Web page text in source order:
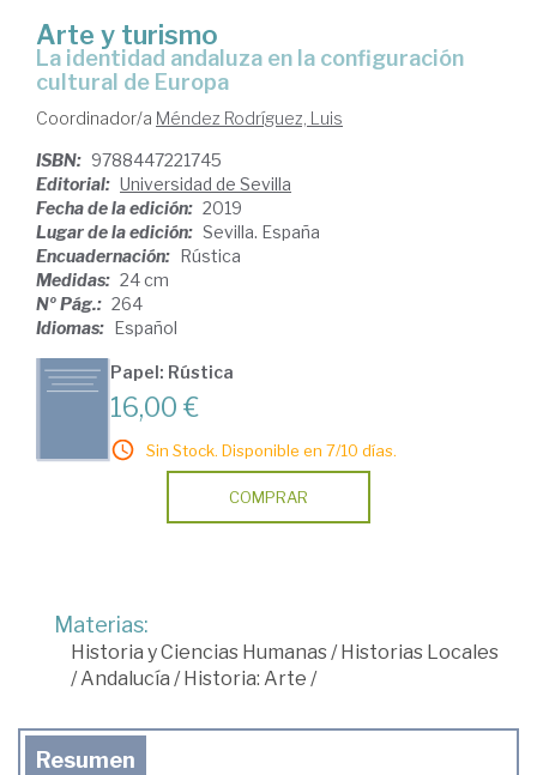
Arte y turismo
la identidad andaluza en la configuración
cultural de Europa
Coordinador/a Méndez Rodríguez, Luis
ISBN: 9788447221745
Editorial: Universidad de Sevilla
Fecha de la edición: 2019
Lugar de la edición: Sevilla. España
Encuadernación: Rústica
Medidas: 24 cm
Nº Pág.: 264
Idiomas: Español
Papel: Rústica
16,00 €
Sin Stock. Disponible en 7/10 días.
COMPRAR
Materias:
Historia y Ciencias Humanas/Historias Locales
/Andalucía /Historia: Arte /
Resumen